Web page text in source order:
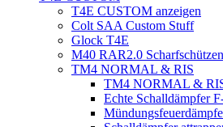
T4E CUSTOM anzeigen
Colt SAA Custom Stuff
Glock T4E
M40 RAR2.0
TM4 NORMAL & RIS
TM4 NORMAL &
Echte Schalldämpfer